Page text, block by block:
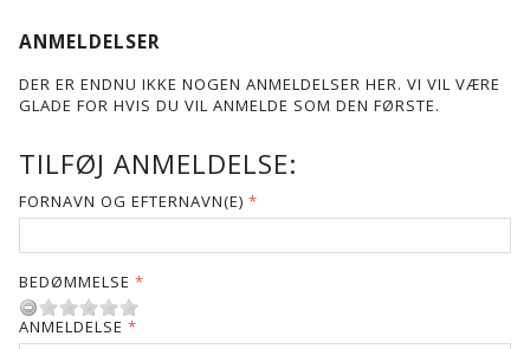
ANMELDELSER
DER ER ENDNU IKKE NOGEN ANMELDELSER HER. VI VIL VÆRE
GLADE FOR HVIS DU VIL ANMELDE SOM DEN FØRSTE.
TILFØJ ANMELDELSE:
FORNAVN OG EFTERNAVN(E)
BEDØMMELSE
ANMELDELSE